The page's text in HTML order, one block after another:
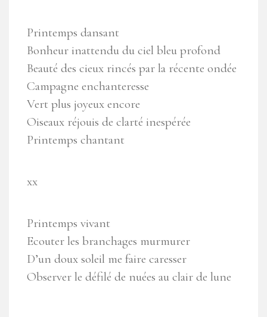
Printemps dansant
Bonheur inattendu du ciel bleu profond
Beauté des cieux rincés par la récente ondée
Campagne enchanteresse
Vert plus joyeux encore
Oiseaux réjouis de clarté inespérée
Printemps chantant
xx
Printemps vivant
Ecouter les branchages murmurer
D’un doux soleil me faire caresser
Observer le défilé de nuées au clair de lune